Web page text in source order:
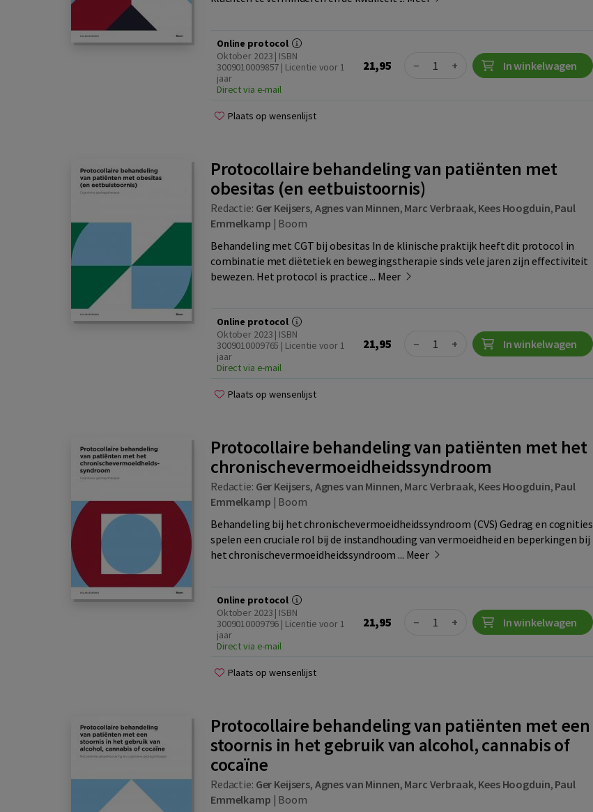
Online protocol
Oktober 2023 | ISBN
3009010009857 | Licentie voor 1
jaar
Direct via e-mail
21,95 Quantity
− + In winkelwagen
Plaats op wensenlijst
Protocollaire behandeling van patiënten met
obesitas (en eetbuistoornis)
Redactie: Ger Keijsers, Agnes van Minnen, Marc Verbraak, Kees Hoogduin, Paul
Emmelkamp | Boom
Behandeling met CGT bij obesitas In de klinische praktijk heeft dit protocol in
combinatie met diëtetiek en bewegingstherapie sinds vele jaren zijn effectiviteit
bewezen. Het protocol is practice ... Meer
Online protocol
Oktober 2023 | ISBN
3009010009765 | Licentie voor 1
jaar
Direct via e-mail
21,95 Quantity
− + In winkelwagen
Plaats op wensenlijst
Protocollaire behandeling van patiënten met het
chronischevermoeidheidssyndroom
Redactie: Ger Keijsers, Agnes van Minnen, Marc Verbraak, Kees Hoogduin, Paul
Emmelkamp | Boom
Behandeling bij het chronischevermoeidheidssyndroom (CVS) Gedrag en cognities
spelen een cruciale rol bij de instandhouding van vermoeidheid en beperkingen bij
het chronischevermoeidheidssyndroom ... Meer
Online protocol
Oktober 2023 | ISBN
3009010009796 | Licentie voor 1
jaar
Direct via e-mail
21,95 Quantity
− + In winkelwagen
Plaats op wensenlijst
Protocollaire behandeling van patiënten met een
stoornis in het gebruik van alcohol, cannabis of
cocaïne
Redactie: Ger Keijsers, Agnes van Minnen, Marc Verbraak, Kees Hoogduin, Paul
Emmelkamp | Boom